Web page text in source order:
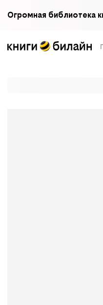
Огромная библиотека